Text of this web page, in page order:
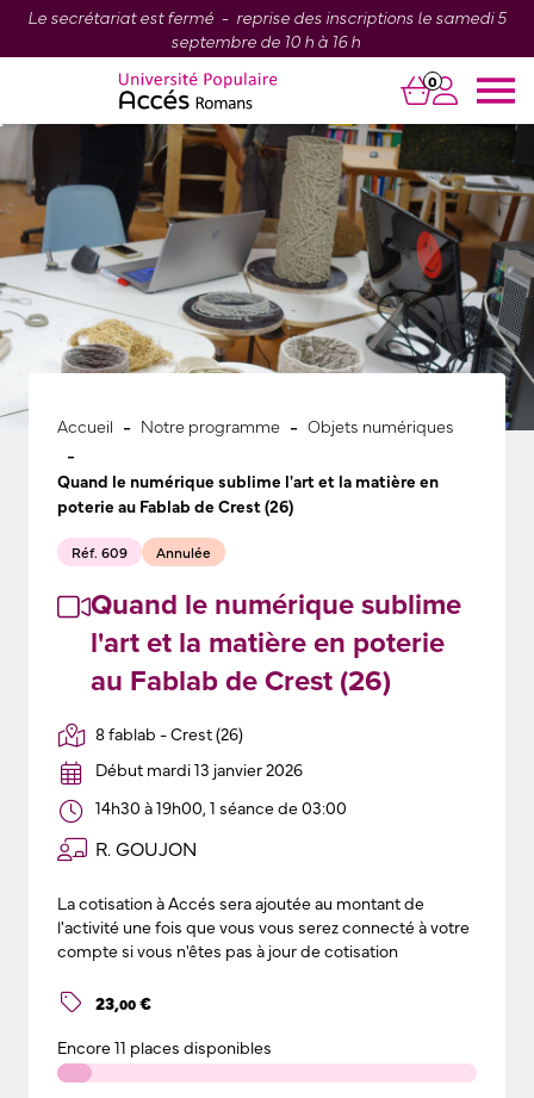
Le secrétariat est fermé - reprise des inscriptions le samedi 5
septembre de 10 h à 16 h
0
Accueil - Notre programme - Objets numériques
-
Quand le numérique sublime l'art et la matière en
poterie au Fablab de Crest (26)
Réf. 609 Annulée
Quand le numérique sublime
l'art et la matière en poterie
au Fablab de Crest (26)
8 fablab - Crest (26)
Début mardi 13 janvier 2026
14h30 à 19h00, 1 séance de 03:00
R. GOUJON
La cotisation à Accés sera ajoutée au montant de
l'activité une fois que vous vous serez connecté à votre
compte si vous n'êtes pas à jour de cotisation
23,00€
Encore11 places disponibles